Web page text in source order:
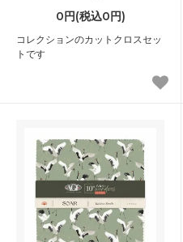
0円(税込0円)
コレクションのカットクロスセッ
トです